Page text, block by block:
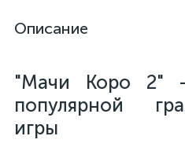
Описание
"Мачи Коро 2"
популярной
игры